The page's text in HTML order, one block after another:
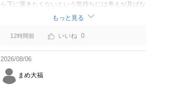
ら下に置きたくないという気持ちには考えが及ばな
かったのでしょうかね。いっそ、荷物棚を撤去した
座席を作って、座席指定も荷物も含んだプランとす
べて無しで格安プランで分けてもらった方がシンプ
ルで分かりやすいかも。どんどん料金が細分化され
て面倒です。
もっと見る
12時間前 0
2026/08/06
まめ大福